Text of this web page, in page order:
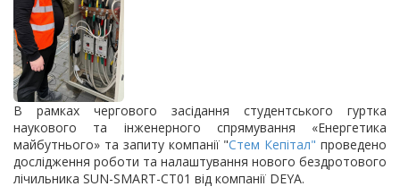
В рамках чергового засідання студентського гуртка
наукового та інженерного спрямування «Енергетика
майбутнього» та запиту компанії "Стем Кепітал" проведено
дослідження роботи та налаштування нового бездротового
лічильника SUN-SMART-CT01 від компанії DEYA.